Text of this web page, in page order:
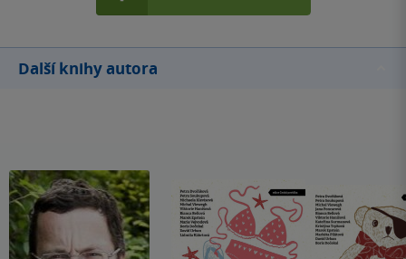
Další knihy autora